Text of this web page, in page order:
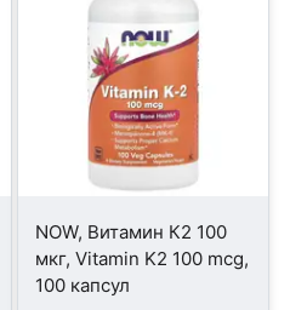
NOW, Витамин К2 100
мкг, Vitamin K2 100 mcg,
100 капсул